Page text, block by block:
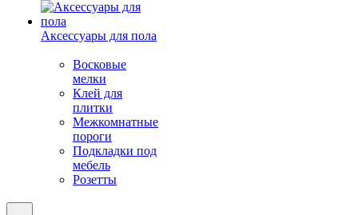
Аксессуары для пола
Восковые
мелки
Клей для
плитки
Межкомнатные
пороги
Подкладки под
мебель
Розетты